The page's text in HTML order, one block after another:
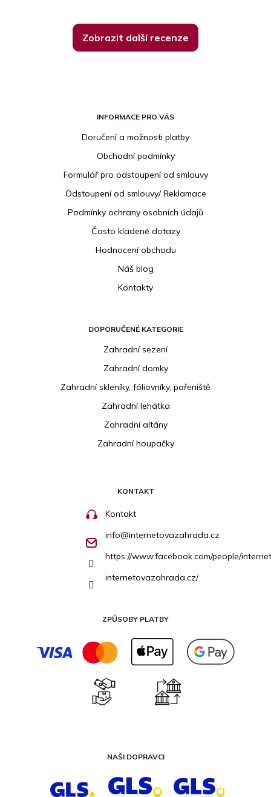
Zobrazit další recenze
INFORMACE PRO VÁS
Doručení a možnosti platby
Obchodní podmínky
Formulář pro odstoupení od smlouvy
Odstoupení od smlouvy/ Reklamace
Podmínky ochrany osobních údajů
Často kladené dotazy
Hodnocení obchodu
Náš blog
Kontakty
DOPORUČENÉ KATEGORIE
Zahradní sezení
Zahradní domky
Zahradní skleníky, fóliovníky, pařeniště
Zahradní lehátka
Zahradní altány
Zahradní houpačky
KONTAKT
Kontakt
info@internetovazahrada.cz
https://www.facebook.com/people/
internetovazahrada.cz/
ZPŮSOBY PLATBY
NAŠI DOPRAVCI